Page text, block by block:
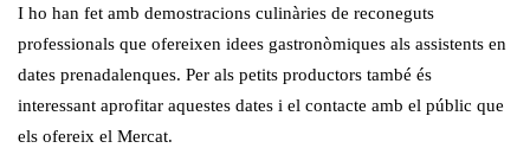
I ho han fet amb demostracions culinàries de reconeguts
professionals que ofereixen idees gastronòmiques als assistents en
dates prenadalenques. Per als petits productors també és
interessant aprofitar aquestes dates i el contacte amb el públic que
els ofereix el Mercat.